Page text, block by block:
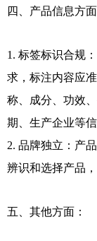
四、产品信息方面
1. 标签标识合规
求，标注内容应
称、成分、功效
期、生产企业等
2. 品牌独立：产
辨识和选择产品
五、其他方面：